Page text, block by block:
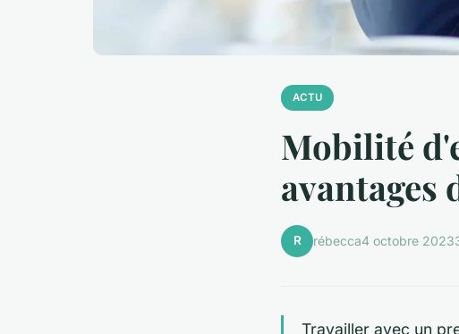
ACTU
Mobilité
avantages
R rébecca4 octobre 2023
Travailler avec un